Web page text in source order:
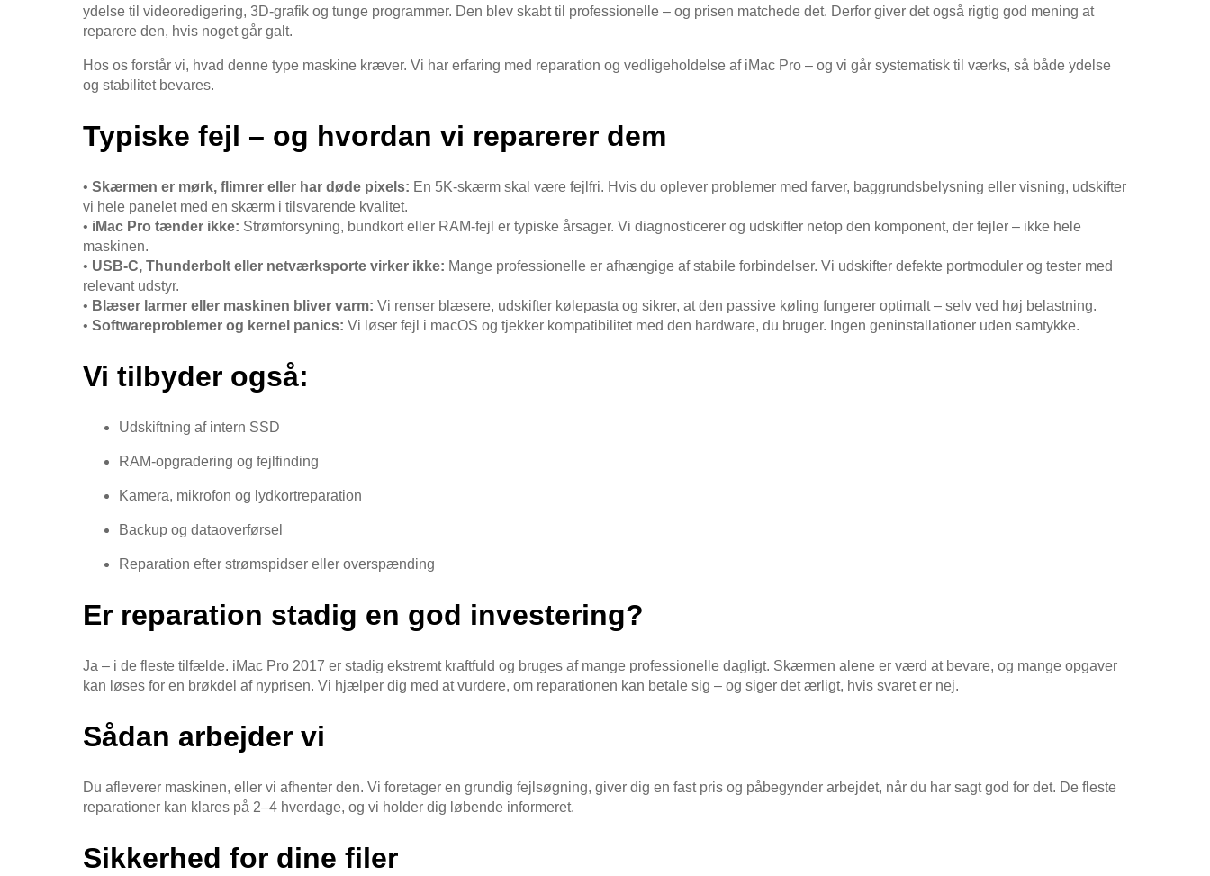
ydelse til videoredigering, 3D-grafik og tunge programmer. Den blev skabt til professionelle – og prisen matchede det. Derfor giver det også rigtig god mening at
reparere den, hvis noget går galt.
Hos os forstår vi, hvad denne type maskine kræver. Vi har erfaring med reparation og vedligeholdelse af iMac Pro – og vi går systematisk til værks, så både ydelse
og stabilitet bevares.
Typiske fejl – og hvordan vi reparerer dem
• Skærmen er mørk, flimrer eller har døde pixels: En 5K-skærm skal være fejlfri. Hvis du oplever problemer med farver, baggrundsbelysning eller visning, udskifter
vi hele panelet med en skærm i tilsvarende kvalitet.
• iMac Pro tænder ikke: Strømforsyning, bundkort eller RAM-fejl er typiske årsager. Vi diagnosticerer og udskifter netop den komponent, der fejler – ikke hele
maskinen.
• USB-C, Thunderbolt eller netværksporte virker ikke: Mange professionelle er afhængige af stabile forbindelser. Vi udskifter defekte portmoduler og tester med
relevant udstyr.
• Blæser larmer eller maskinen bliver varm: Vi renser blæsere, udskifter kølepasta og sikrer, at den passive køling fungerer optimalt – selv ved høj belastning.
• Softwareproblemer og kernel panics: Vi løser fejl i macOS og tjekker kompatibilitet med den hardware, du bruger. Ingen geninstallationer uden samtykke.
Vi tilbyder også:
Udskiftning af intern SSD
RAM-opgradering og fejlfinding
Kamera, mikrofon og lydkortreparation
Backup og dataoverførsel
Reparation efter strømspidser eller overspænding
Er reparation stadig en god investering?
Ja – i de fleste tilfælde. iMac Pro 2017 er stadig ekstremt kraftfuld og bruges af mange professionelle dagligt. Skærmen alene er værd at bevare, og mange opgaver
kan løses for en brøkdel af nyprisen. Vi hjælper dig med at vurdere, om reparationen kan betale sig – og siger det ærligt, hvis svaret er nej.
Sådan arbejder vi
Du afleverer maskinen, eller vi afhenter den. Vi foretager en grundig fejlsøgning, giver dig en fast pris og påbegynder arbejdet, når du har sagt god for det. De fleste
reparationer kan klares på 2–4 hverdage, og vi holder dig løbende informeret.
Sikkerhed for dine filer